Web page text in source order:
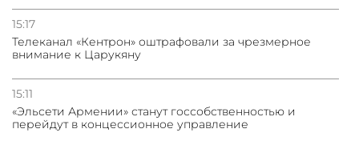
15:17
Телеканал «Кентрон» оштрафовали за чрезмерное
внимание к Царукяну
15:11
«Эльсети Армении» станут госсобственностью и
перейдут в концессионное управление